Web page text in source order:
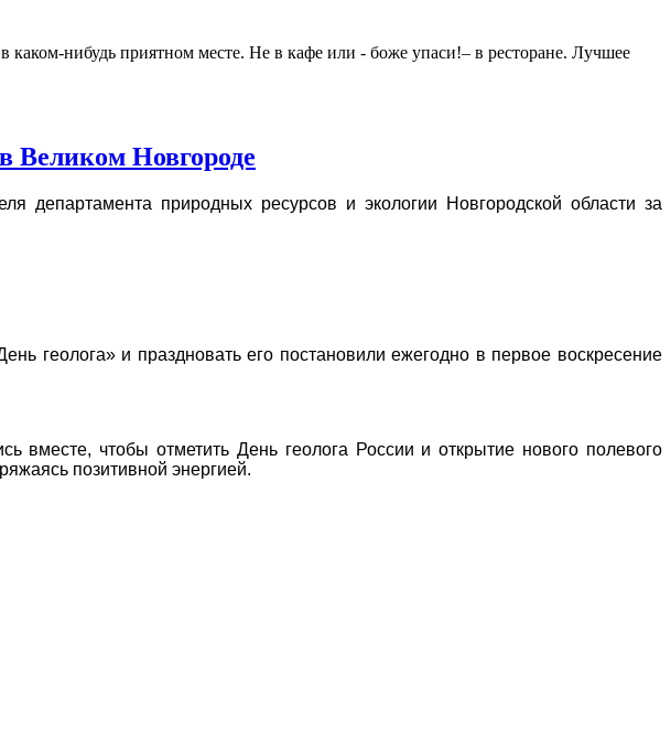
каком-нибудь приятном месте. Не в кафе или - боже упаси!– в ресторане. Лучшее
Новгороде
департамента природных ресурсов и экологии Новгородской области за
геолога» и праздновать его постановили ежегодно в первое воскресение
вместе, чтобы отметить День геолога России и открытие нового полевого
позитивной энергией.